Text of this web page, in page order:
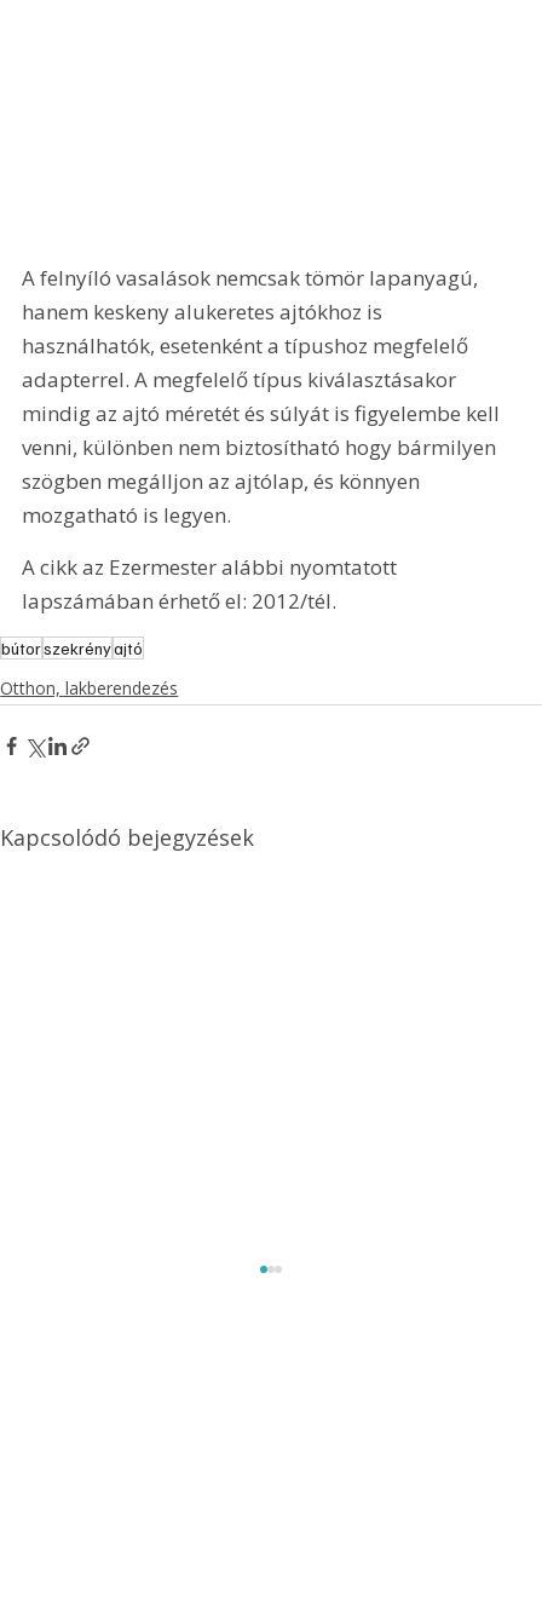
A felnyíló vasalások nemcsak tömör lapanyagú,
hanem keskeny alukeretes ajtókhoz is
használhatók, esetenként a típushoz megfelelő
adapterrel. A megfelelő típus kiválasztásakor
mindig az ajtó méretét és súlyát is figyelembe kell
venni, különben nem biztosítható hogy bármilyen
szögben megálljon az ajtólap, és könnyen
mozgatható is legyen.
A cikk az Ezermester alábbi nyomtatott
lapszámában érhető el: 2012/tél.
bútorszekrényajtó
Otthon, lakberendezés
Kapcsolódó bejegyzések